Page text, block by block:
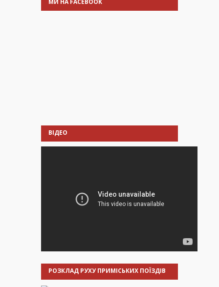
МИ НА FACEBOOK
ВІДЕО
РОЗКЛАД РУХУ ПРИМІСЬКИХ ПОЇЗДІВ